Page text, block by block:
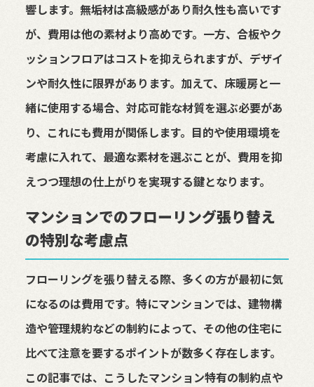
響します。無垢材は高級感があり耐久性も高いです
が、費用は他の素材より高めです。一方、合板やク
ッションフロアはコストを抑えられますが、デザイ
ンや耐久性に限界があります。加えて、床暖房と一
緒に使用する場合、対応可能な材質を選ぶ必要があ
り、これにも費用が関係します。目的や使用環境を
考慮に入れて、最適な素材を選ぶことが、費用を抑
えつつ理想の仕上がりを実現する鍵となります。
マンションでのフローリング張り替え
の特別な考慮点
フローリングを張り替える際、多くの方が最初に気
になるのは費用です。特にマンションでは、建物構
造や管理規約などの制約によって、その他の住宅に
比べて注意を要するポイントが数多く存在します。
この記事では、こうしたマンション特有の制約点や